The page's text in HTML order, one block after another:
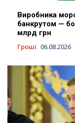
Виробника
банкрутом —
млрд грн
Гроші 06.08.2026